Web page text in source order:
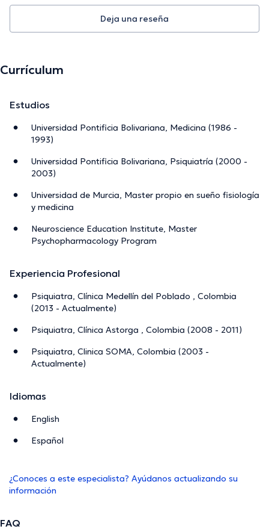
Deja una reseña
Currículum
Estudios
Universidad Pontificia Bolivariana, Medicina (1986 -
1993)
Universidad Pontificia Bolivariana, Psiquiatría (2000 -
2003)
Universidad de Murcia, Master propio en sueño fisiología
y medicina
Neuroscience Education Institute, Master
Psychopharmacology Program
Experiencia Profesional
Psiquiatra, Clínica Medellín del Poblado , Colombia
(2013 - Actualmente)
Psiquiatra, Clínica Astorga , Colombia (2008 - 2011)
Psiquiatra, Clinica SOMA, Colombia (2003 -
Actualmente)
Idiomas
English
Español
¿Conoces a este especialista? Ayúdanos actualizando su
información
FAQ